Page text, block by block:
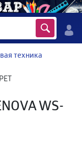
техника
WS-